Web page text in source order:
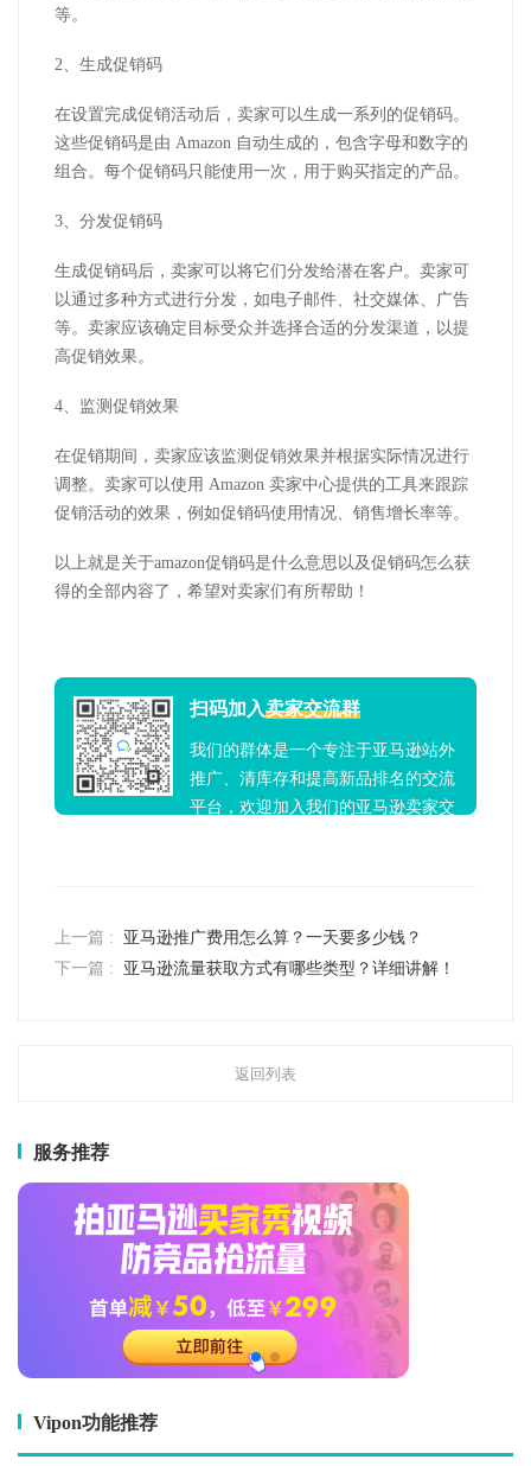
等。
2、生成促销码
在设置完成促销活动后，卖家可以生成一系列的促销码。
这些促销码是由 Amazon 自动生成的，包含字母和数字的
组合。每个促销码只能使用一次，用于购买指定的产品。
3、分发促销码
生成促销码后，卖家可以将它们分发给潜在客户。卖家可
以通过多种方式进行分发，如电子邮件、社交媒体、广告
等。卖家应该确定目标受众并选择合适的分发渠道，以提
高促销效果。
4、监测促销效果
在促销期间，卖家应该监测促销效果并根据实际情况进行
调整。卖家可以使用 Amazon 卖家中心提供的工具来跟踪
促销活动的效果，例如促销码使用情况、销售增长率等。
以上就是关于amazon促销码是什么意思以及促销码怎么获
得的全部内容了，希望对卖家们有所帮助！
扫码加入卖家交流群
我们的群体是一个专注于亚马逊站外
推广、清库存和提高新品排名的交流
平台，欢迎加入我们的亚马逊卖家交
上一篇 :
亚马逊推广费用怎么算？一天要多少钱？
下一篇 :
亚马逊流量获取方式有哪些类型？详细讲解！
返回列表
服务推荐
Vipon功能推荐